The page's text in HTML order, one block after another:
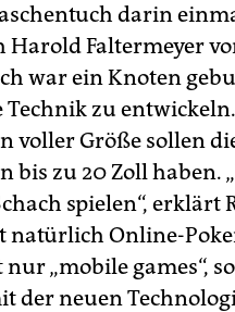
darin
Harold Faltermeyer
war ein Knoten
zu
voller Größe sollen
zu 20 Zoll haben.
spielen“, erklärt
Online-
„mobile games“,
der neuen